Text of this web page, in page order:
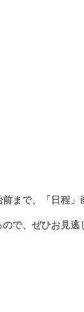
まで、「日程
で、ぜひお見逃